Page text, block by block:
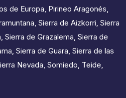
de Europa, Pirineo Aragonés,
, Sierra de Aizkorri, Sierra
, Sierra de Grazalema, Sierra de
, Sierra de Guara, Sierra de las
Nevada, Somiedo, Teide,